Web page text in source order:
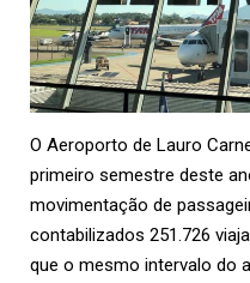
O Aeroporto de Lauro
primeiro semestre deste
movimentação de
contabilizados 251.726
que o mesmo intervalo do